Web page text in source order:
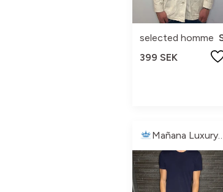
selected homme
399 SEK